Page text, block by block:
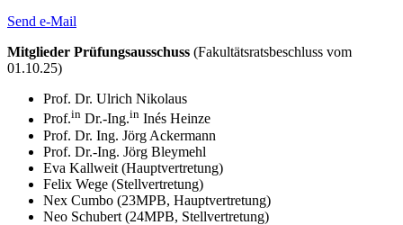
Send e-Mail
Mitglieder Prüfungsausschuss (Fakultätsratsbeschluss vom
01.10.25)
Prof. Dr. Ulrich Nikolaus
Prof.in Dr.-Ing.in Inés Heinze
Prof. Dr. Ing. Jörg Ackermann
Prof. Dr.-Ing. Jörg Bleymehl
Eva Kallweit (Hauptvertretung)
Felix Wege (Stellvertretung)
Nex Cumbo (23MPB, Hauptvertretung)
Neo Schubert (24MPB, Stellvertretung)